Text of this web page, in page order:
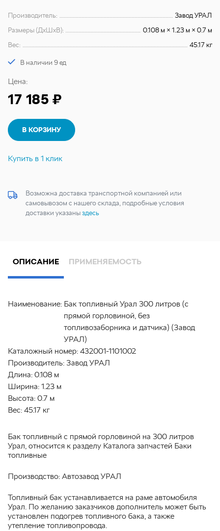
Производитель:
Завод УРАЛ
Размеры (ДхШхВ):
0.108 м × 1.23 м × 0.7 м
Вес:
45.17 кг
В наличии 9 ед
Цена:
17 185 ₽
В КОРЗИНУ
Купить в 1 клик
Возможна доставка транспортной компанией или
самовывозом с нашего склада, подробные условия
доставки указаныздесь
ОПИСАНИЕ ПРИМЕНЯЕМОСТЬ
Наименование: Бак топливный Урал 300 литров (с
прямой горловиной, без
топливозаборника и датчика) (Завод
УРАЛ)
Каталожный номер: 432001-1101002
Производитель: Завод УРАЛ
Длина: 0.108 м
Ширина: 1.23 м
Высота: 0.7 м
Вес: 45.17 кг
Бак топливный с прямой горловиной на 300 литров
Урал, относится к разделу Каталога запчастей Баки
топливные
Производство: Автозавод УРАЛ
Топливный бак устанавливается на раме автомобиля
Урал. По желанию заказчиков дополнитель может быть
установлен подогрев топливного бака, а также
утепление топливопровода.